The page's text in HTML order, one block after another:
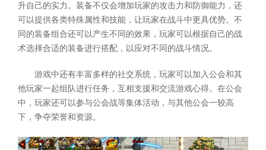
升自己的实力。装备不仅会增加玩家的攻击力和防御能力，还
可以提供各类特殊属性和技能，让玩家在战斗中更具优势。不
同的装备组合还可以产生不同的效果，玩家可以根据自己的战
术选择合适的装备进行搭配，以应对不同的战斗情况。
游戏中还有丰富多样的社交系统，玩家可以加入公会和其
他玩家一起组队进行任务，互相支援和交流游戏心得。在公会
中，玩家还可以参与公会战等集体活动，与其他公会一较高
下，争夺荣誉和资源。